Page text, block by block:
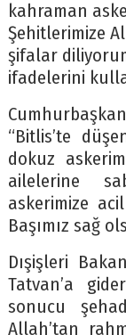
kahraman
Şehitlerimize
şifalar
ifadelerini
“Bitlis’te
dokuz
ailelerine
askerimize
Başımız sağ
Dışişleri
Tatvan’a
sonucu
Allah’tan